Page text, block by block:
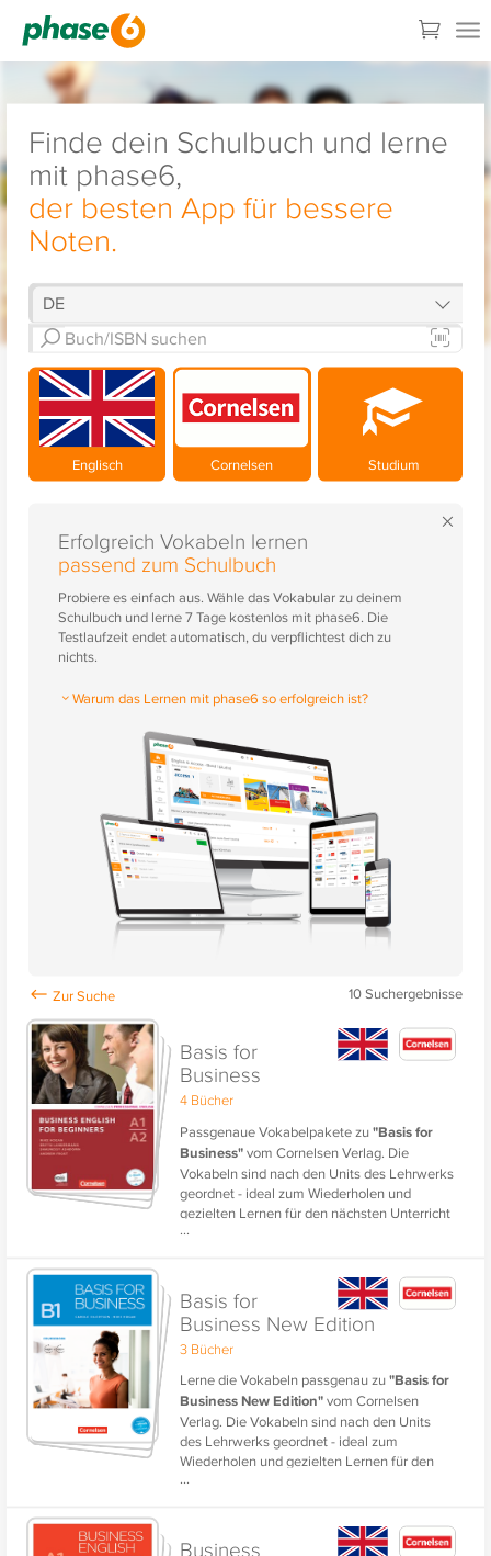
Finde dein Schulbuch und lerne
mit phase6,
der besten App für bessere
Noten.
Englisch Cornelsen Studium
×
Erfolgreich Vokabeln lernen
passend zum Schulbuch
Probiere es einfach aus. Wähle das Vokabular zu deinem
Schulbuch und lerne 7 Tage kostenlos mit phase6. Die
Testlaufzeit endet automatisch, du verpflichtest dich zu
nichts.
Warum das Lernen mit phase6 so erfolgreich ist?
10Suchergebnisse
Basis for
Business
4 Bücher
Passgenaue Vokabelpakete zu"Basis for
Business"vom Cornelsen Verlag. Die
Vokabeln sind nach den Units des Lehrwerks
geordnet - ideal zum Wiederholen und
gezielten Lernen für den nächsten Unterricht
oder für eine Prüfung.
...
Basis for
Business New Edition
3 Bücher
Lerne die Vokabeln passgenau zu"Basis for
Business New Edition"vom Cornelsen
Verlag. Die Vokabeln sind nach den Units
des Lehrwerks geordnet - ideal zum
Wiederholen und gezielten Lernen für den
nächsten Unterricht oder für eine Prüfung.
...
Business